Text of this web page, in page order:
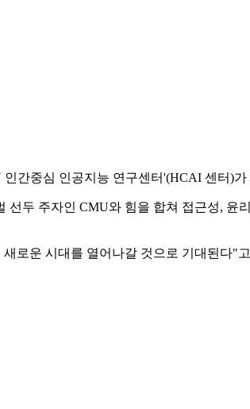
간중심 인공지능 연구센터'(HCAI 센터)가
두 주자인 CMU와 힘을 합쳐 접근성, 윤
로운 시대를 열어나갈 것으로 기대된다"